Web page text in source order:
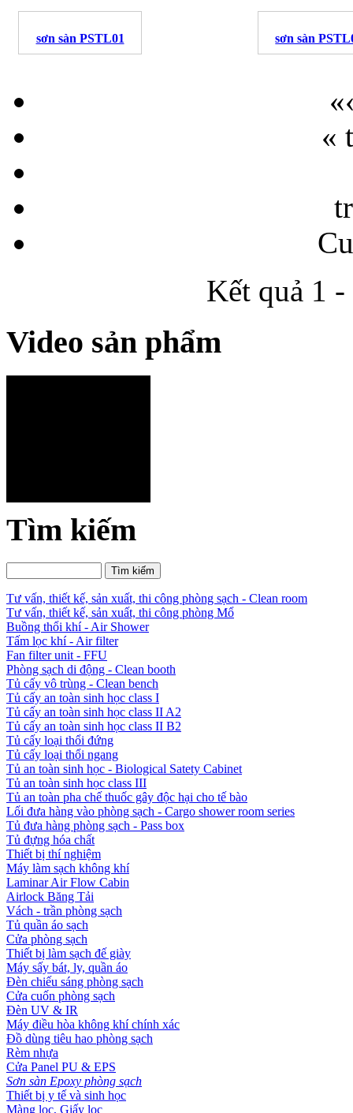
sơn sàn PSTL01 sơn sàn
«
Kết quả 1
Video sản phẩm
Tìm kiếm
Tư vấn, thiết kế, sản xuất, thi công phòng sạch - Clean room
Tư vấn, thiết kế, sản xuất, thi công phòng Mổ
Buồng thổi khí - Air Shower
Tấm lọc khí - Air filter
Fan filter unit - FFU
Phòng sạch di động - Clean booth
Tủ cấy vô trùng - Clean bench
Tủ cấy an toàn sinh học class I
Tủ cấy an toàn sinh học class II A2
Tủ cấy an toàn sinh học class II B2
Tủ cấy loại thổi đứng
Tủ cấy loại thổi ngang
Tủ an toàn sinh học - Biological Satety Cabinet
Tủ an toàn sinh học class III
Tủ an toàn pha chế thuốc gây độc hại cho tế bào
Lối đưa hàng vào phòng sạch - Cargo shower room series
Tủ đưa hàng phòng sạch - Pass box
Tủ đựng hóa chất
Thiết bị thí nghiệm
Máy làm sạch không khí
Laminar Air Flow Cabin
Airlock Băng Tải
Vách - trần phòng sạch
Tủ quần áo sạch
Cửa phòng sạch
Thiết bị làm sạch đế giày
Máy sấy bát, ly, quần áo
Đèn chiếu sáng phòng sạch
Cửa cuốn phòng sạch
Đèn UV & IR
Máy điều hòa không khí chính xác
Đồ dùng tiêu hao phòng sạch
Rèm nhựa
Cửa Panel PU & EPS
Sơn sàn Epoxy phòng sạch
Thiết bị y tế và sinh học
Màng lọc, Giấy lọc